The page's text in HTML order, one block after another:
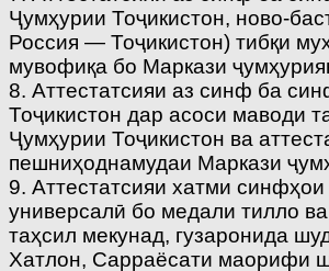
Ҷумҳурии Тоҷикистон, ново-
Россия — Тоҷикистон) тибқи
мувофиқа бо Маркази
8. Аттестатсияи аз синф ба
Тоҷикистон дар асоси маводи
Ҷумҳурии Тоҷикистон ва
пешниҳоднамудаи Маркази
9. Аттестатсияи хатми
универсалӣ бо медали тилло
таҳсил мекунад, гузаронида
Хатлон, Сарраёсати маорифи